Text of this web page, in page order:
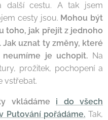
další cestu. A tak jsem
cesty jsou. Mohou být
toho, jak přejít z jednoho
uznat ty změny, které
je uchopit. Na
prožitek, pochopení a
vstřebat.
vkládáme i do všech
Putování pořádáme. Tak,